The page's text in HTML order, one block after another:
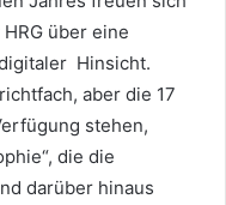
über eine
Hinsicht.
aber die 17
stehen,
die die
darüber hinaus